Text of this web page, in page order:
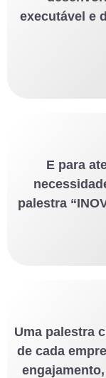
executável e
E para
palestra
Uma palestra
de cada